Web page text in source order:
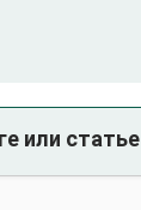
или статье